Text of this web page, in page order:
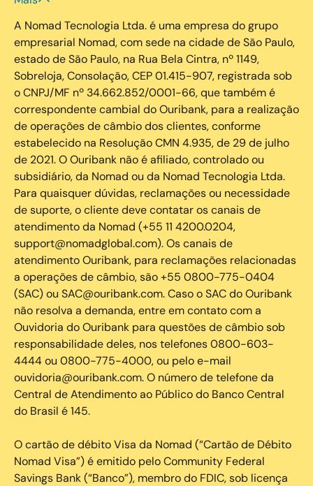
A Nomad Tecnologia Ltda. é uma empresa do grupo
empresarial Nomad, com sede na cidade de São Paulo,
estado de São Paulo, na Rua Bela Cintra, nº 1149,
Sobreloja, Consolação, CEP 01.415-907, registrada sob
o CNPJ/MF nº 34.662.852/0001-66, que também é
correspondente cambial do Ouribank, para a realização
de operações de câmbio dos clientes, conforme
estabelecido na Resolução CMN 4.935, de 29 de julho
de 2021. O Ouribank não é afiliado, controlado ou
subsidiário, da Nomad ou da Nomad Tecnologia Ltda.
Para quaisquer dúvidas, reclamações ou necessidade
de suporte, o cliente deve contatar os canais de
atendimento da Nomad (+55 11 4200.0204,
support@nomadglobal.com). Os canais de
atendimento Ouribank, para reclamações relacionadas
a operações de câmbio, são +55 0800-775-0404
(SAC) ou SAC@ouribank.com. Caso o SAC do Ouribank
não resolva a demanda, entre em contato com a
Ouvidoria do Ouribank para questões de câmbio sob
responsabilidade deles, nos telefones 0800-603-
4444 ou 0800-775-4000, ou pelo e-mail
ouvidoria@ouribank.com. O número de telefone da
Central de Atendimento ao Público do Banco Central
do Brasil é 145.
O cartão de débito Visa da Nomad (“Cartão de Débito
Nomad Visa”) é emitido pelo Community Federal
Savings Bank (“Banco”), membro do FDIC, sob licença